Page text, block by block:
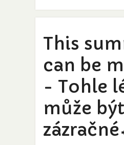
This
can be
- Tohle
může být